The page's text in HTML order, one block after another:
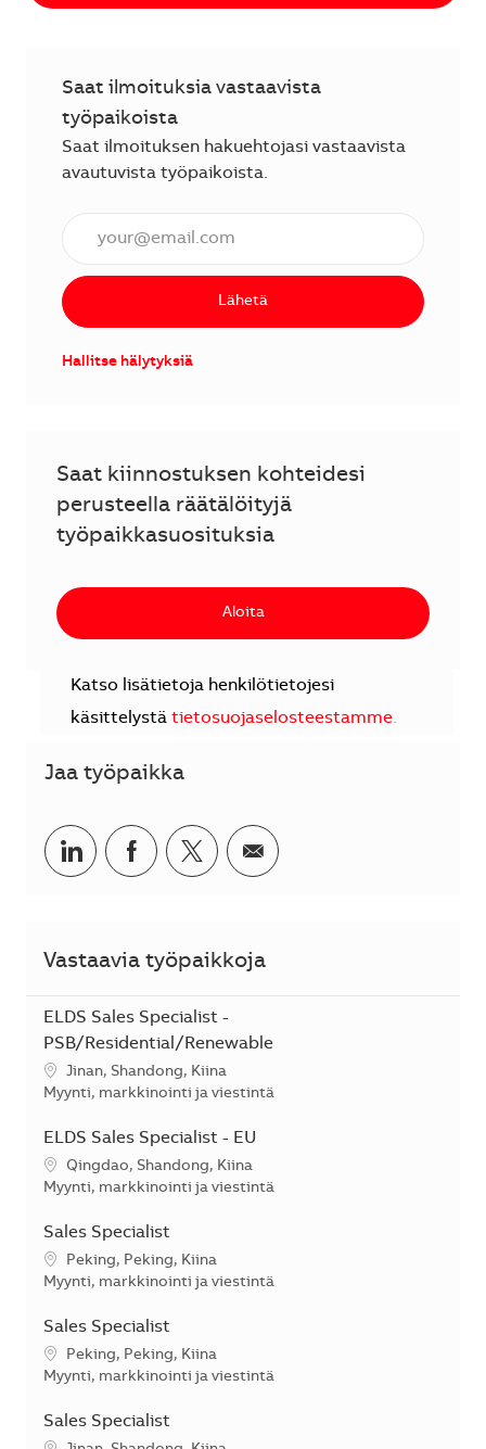
Saat ilmoituksia vastaavista
työpaikoista
Saat ilmoituksen hakuehtojasi vastaavista
avautuvista työpaikoista.
Lähetä
Hallitse hälytyksiä
Saat kiinnostuksen kohteidesi
perusteella räätälöityjä
työpaikkasuosituksia
Aloita
Katso lisätietoja henkilötietojesi
käsittelystä tietosuojaselosteestamme.
Jaa työpaikka
Jaa LinkedInissä
Jaa Facebookissa
Jaa Twitterissä
Jaa sähköpostilla
Vastaavia työpaikkoja
ELDS Sales Specialist -
PSB/Residential/Renewable
SijaintiJinan, Shandong, Kiina
Kategoria
Myynti, markkinointi ja viestintä
ELDS Sales Specialist - EU
SijaintiQingdao, Shandong, Kiina
Kategoria
Myynti, markkinointi ja viestintä
Sales Specialist
SijaintiPeking, Peking, Kiina
Kategoria
Myynti, markkinointi ja viestintä
Sales Specialist
SijaintiPeking, Peking, Kiina
Kategoria
Myynti, markkinointi ja viestintä
Sales Specialist